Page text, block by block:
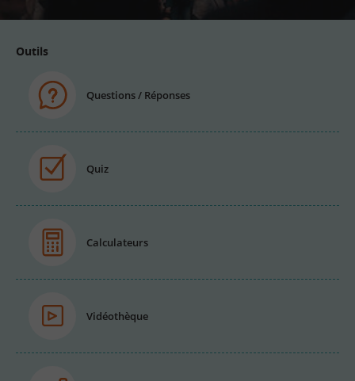
Outils
Questions / Réponses
Quiz
Calculateurs
Vidéothèque